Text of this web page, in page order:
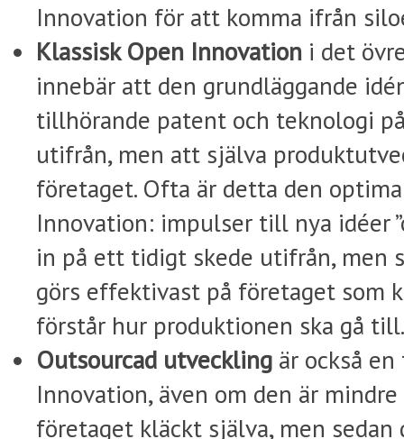
Innovation för att komma ifrån
Klassisk Open Innovation i det
innebär att den grundläggande
tillhörande patent och teknologi
utifrån, men att själva
företaget. Ofta är detta den
Innovation: impulser till nya idéer
in på ett tidigt skede utifrån, men
görs effektivast på företaget som
förstår hur produktionen ska gå till.
Outsourcad utveckling är också
Innovation, även om den är
företaget kläckt själva, men